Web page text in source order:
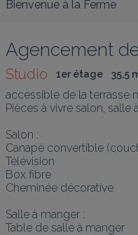
Bienvenue à la Ferme
Agencement
Studio 1er étage 35,5
accessible de la terrasse
Pièces à vivre salon, salle
Salon :
Canapé convertible
Télévision
Box fibre
Cheminée décorative
Salle à manger :
Table de salle à manger